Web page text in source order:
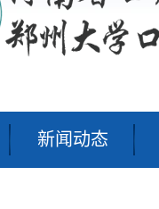
新闻动态